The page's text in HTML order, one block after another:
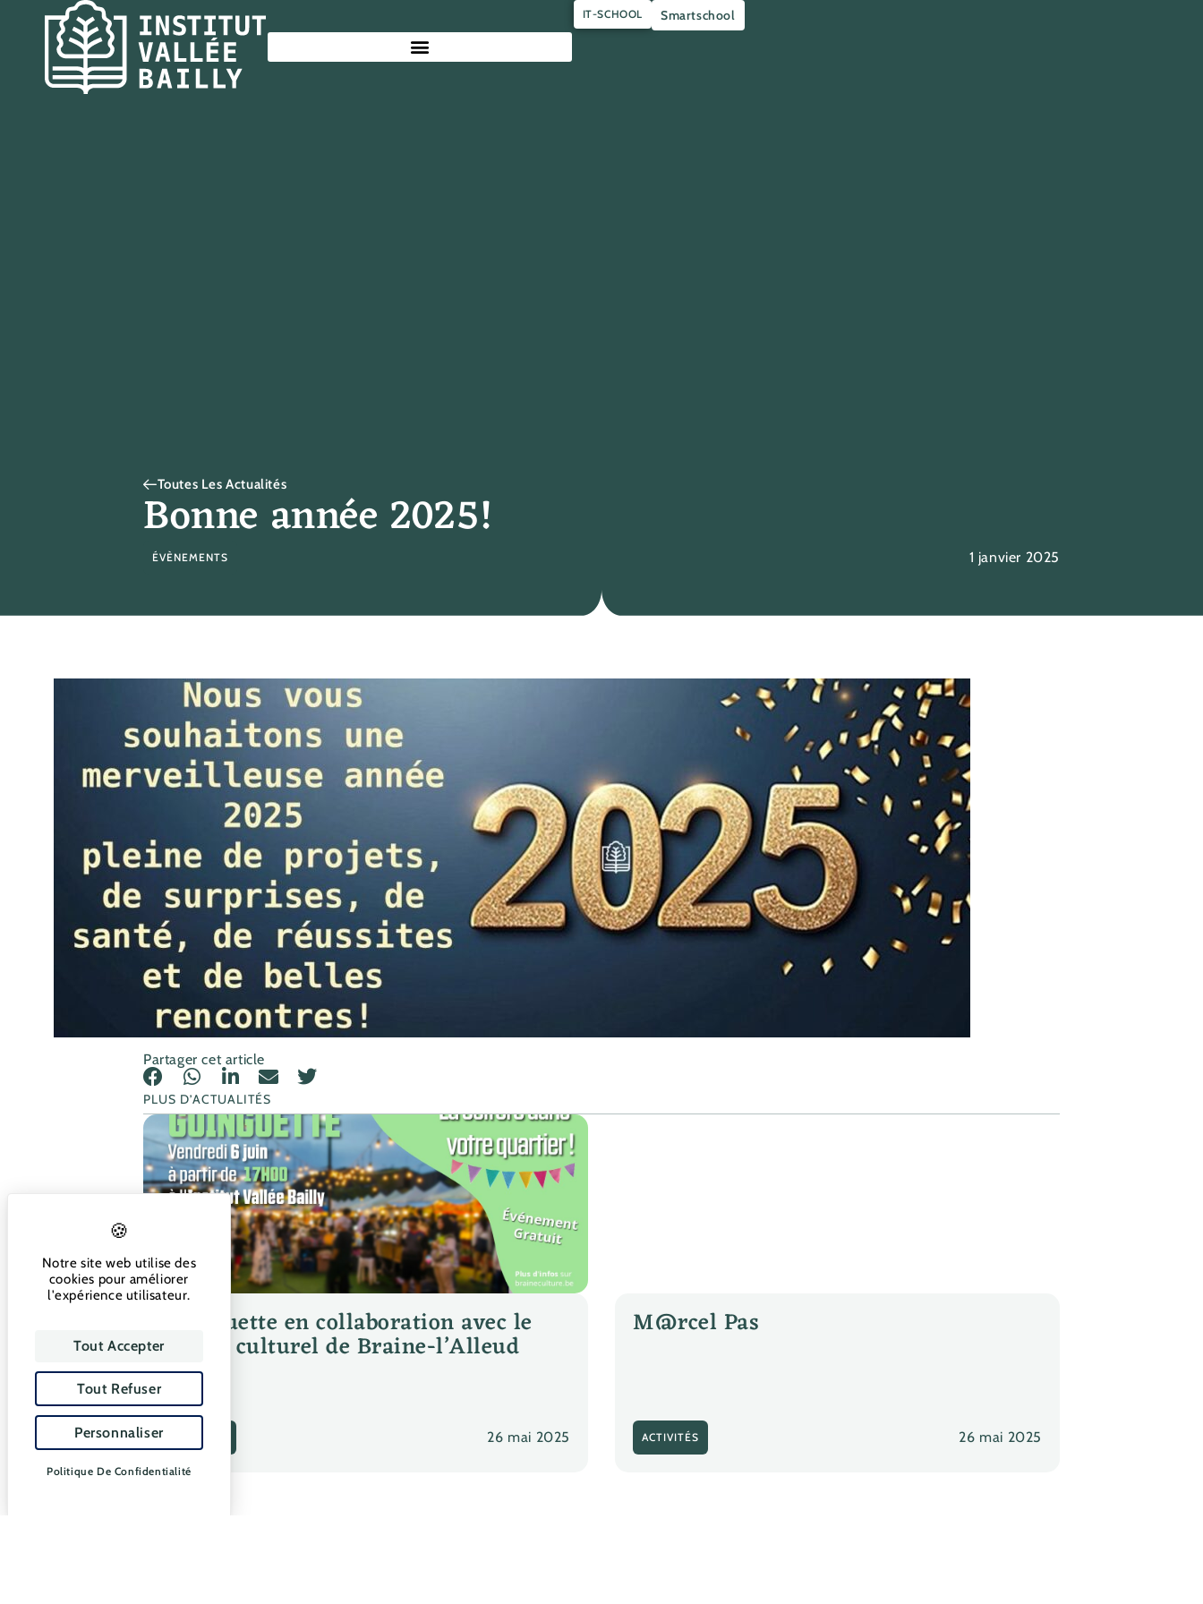
IT-SCHOOL Smartschool
Toutes Les Actualités
Bonne année 2025!
ÉVÈNEMENTS 1 janvier 2025
Partager cet article
PLUS D’ACTUALITÉS
Guinguette en collaboration avec le
Centre culturel de Braine-l’Alleud
26 mai 2025
M@rcel Pas
ACTIVITÉS 26 mai 2025
Panneau de gestion des cookies
Notre site web utilise des
cookies pour améliorer
l'expérience utilisateur.
Tout Accepter
Tout Refuser
Personnaliser
Politique De Confidentialité